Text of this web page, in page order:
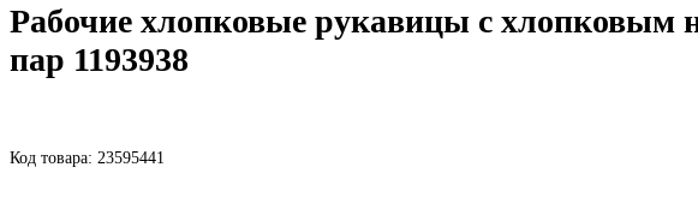
Рабочие хлопковые рукавицы с хлопковым
пар 1193938
Код товара: 23595441